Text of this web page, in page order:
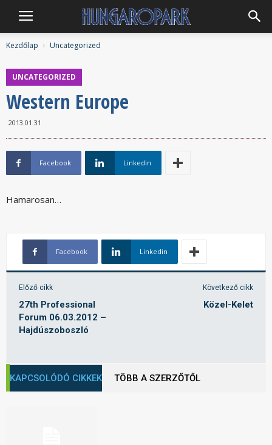
Hungaropark
Kezdőlap Uncategorized
UNCATEGORIZED
Western Europe
2013.01.31
Facebook Linkedin
Hamarosan…
Facebook Linkedin
Előző cikk
27th Professional
Forum 06.03.2012 –
Hajdúszoboszló
Következő cikk
Közel-Kelet
KAPCSOLÓDÓ CIKKEK TÖBB A SZERZŐTŐL